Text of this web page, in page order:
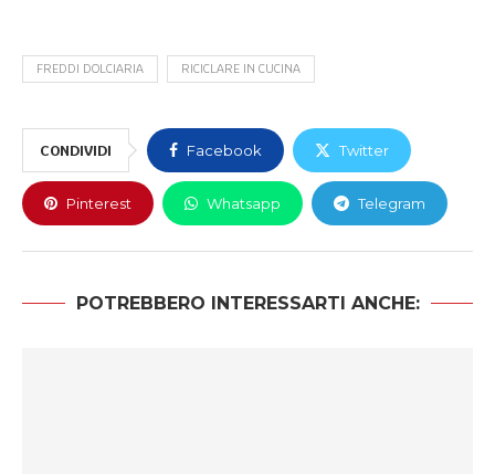
FREDDI DOLCIARIA RICICLARE IN CUCINA
CONDIVIDI Facebook Twitter
Pinterest Whatsapp Telegram
POTREBBERO INTERESSARTI ANCHE: